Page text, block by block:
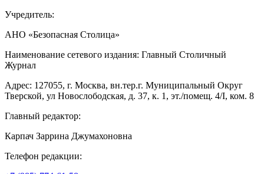
Учредитель:
АНО «Безопасная Столица»
Наименование сетевого издания: Главный Столичный
Журнал
Адрес: 127055, г. Москва, вн.тер.г. Муниципальный Округ
Тверской, ул Новослободская, д. 37, к. 1, эт./помещ. 4/I, ком. 8
Главный редактор:
Карпач Заррина Джумахоновна
Телефон редакции: